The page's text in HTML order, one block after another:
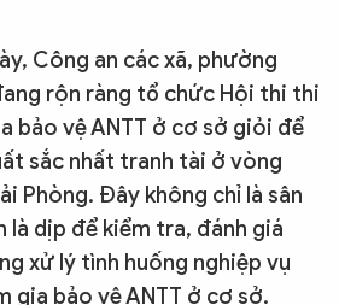
DÂN
Công an các xã, phường
rộn ràng tổ chức Hội thi thi
bảo vệ ANTT ở cơ sở giỏi để
sắc nhất tranh tài ở vòng
Phòng. Đây không chỉ là sân
là dịp để kiểm tra, đánh giá
xử lý tình huống nghiệp vụ
gia bảo vệ ANTT ở cơ sở.